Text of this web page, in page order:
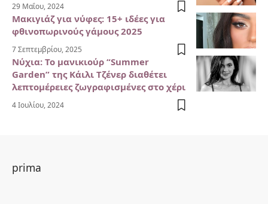
29 Μαΐου, 2024
Μακιγιάζ για νύφες: 15+ ιδέες για
φθινοπωρινούς γάμους 2025
7 Σεπτεμβρίου, 2025
Νύχια: Το μανικιούρ “Summer
Garden” της Κάιλι Τζένερ διαθέτει
λεπτομέρειες ζωγραφισμένες στο χέρι
4 Ιουλίου, 2024
prima